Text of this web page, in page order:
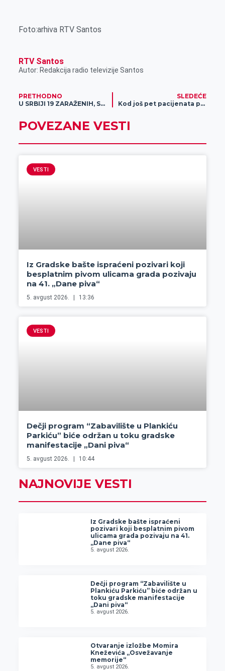
Foto:arhiva RTV Santos
RTV Santos
Autor: Redakcija radio televizije Santos
PRETHODNO
U SRBIJI 19 ZARAŽENIH, SZO PROGLASILA PANDEMIJU U svetu više od 126.000 zaraženih
SLEDEĆE
Kod još pet pacijenata potvrđen koronavirus, ukupno 24
POVEZANE VESTI
VESTI
Iz Gradske bašte ispraćeni pozivari koji
besplatnim pivom ulicama grada pozivaju
na 41. „Dane piva“
5. avgust 2026. 13:36
VESTI
Dečji program “Zabavilište u Plankiću
Parkiću” biće održan u toku gradske
manifestacije „Dani piva“
5. avgust 2026. 10:44
NAJNOVIJE VESTI
Iz Gradske bašte ispraćeni
pozivari koji besplatnim pivom
ulicama grada pozivaju na 41.
„Dane piva“
5. avgust 2026.
Dečji program “Zabavilište u
Plankiću Parkiću” biće održan u
toku gradske manifestacije
„Dani piva“
5. avgust 2026.
Otvaranje izložbe Momira
Kneževića „Osvežavanje
memorije“
5. avgust 2026.